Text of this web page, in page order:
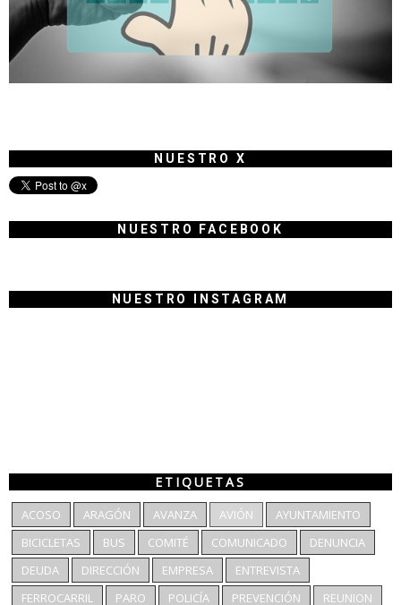
NUESTRO X
NUESTRO FACEBOOK
NUESTRO INSTAGRAM
ETIQUETAS
ACOSO ARAGÓN AVANZA AVIÓN
AYUNTAMIENTO
BICICLETAS
BUS COMITÉ COMUNICADO
DENUNCIA
DEUDA
DIRECCIÓN EMPRESA
ENTREVISTA
FERROCARRIL
PARO POLICÍA PREVENCIÓN REUNION